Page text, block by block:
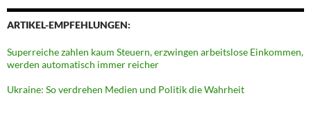
ARTIKEL-EMPFEHLUNGEN:
Superreiche zahlen kaum Steuern, erzwingen arbeitslose Einkommen,
werden automatisch immer reicher
Ukraine: So verdrehen Medien und Politik die Wahrheit